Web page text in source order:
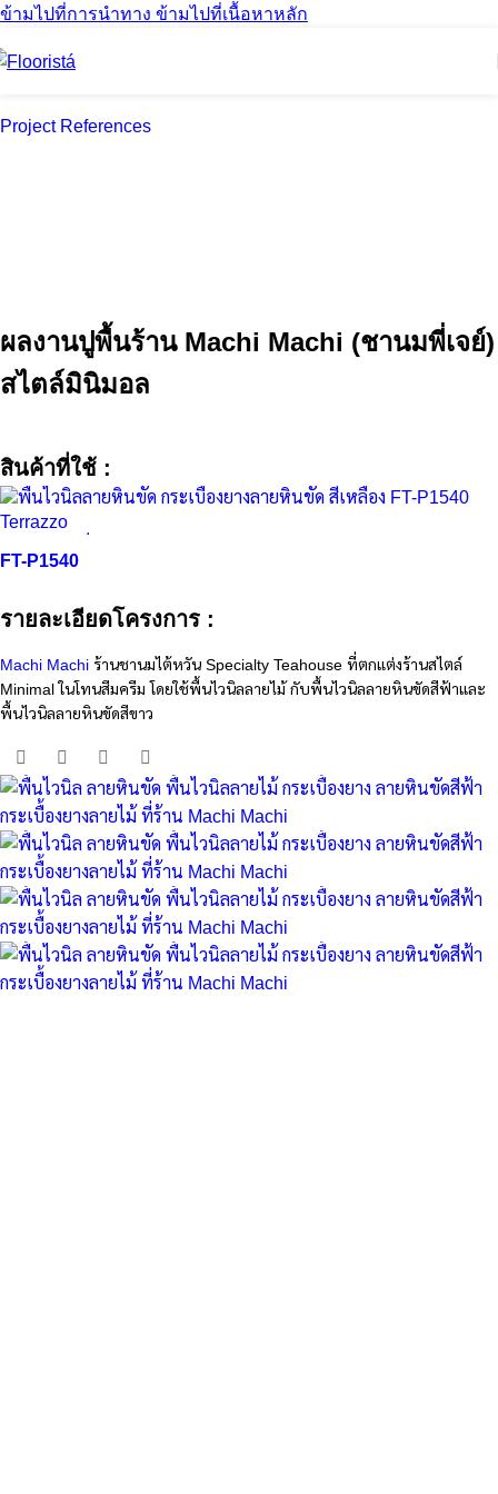
ข้ามไปที่การนำทาง ข้ามไปที่เนื้อหาหลัก
Project References
ผลงานปูพื้นร้าน Machi Machi (ชานมพี่เจย์)
สไตล์มินิมอล
สินค้าที่ใช้ :
FT-P1540
รายละเอียดโครงการ :
Machi Machi ร้านชานมไต้หวัน Specialty Teahouse ที่ตกแต่งร้านสไตล์
Minimal ในโทนสีมครีม โดยใช้พื้นไวนิลลายไม้ กับพื้นไวนิลลายหินขัดสีฟ้าและ
พื้นไวนิลลายหินขัดสีขาว